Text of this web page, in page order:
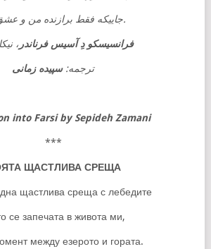
جاییکه فقط برازنده من و عشق بود.
فرانسیسکو دِ آسیس فرناندر ،
ترجمه:سپیده زمانی
into Farsi by Sepideh Zamani
***
ЩАСТЛИВА СРЕЩА
щастлива среща с лебедите
се запечата в живота ми,
между езерото и гората.